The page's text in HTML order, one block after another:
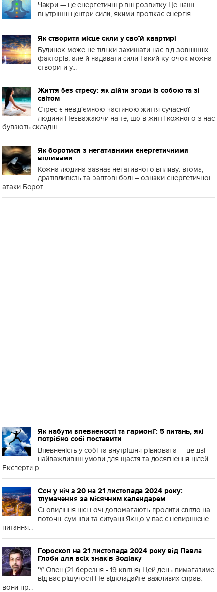
Чакри — це енергетичні рівні розвитку Це наші
внутрішні центри сили, якими протікає енергія
Як створити місце сили у своїй квартирі
Будинок може не тільки захищати нас від зовнішніх
факторів, але й надавати сили Такий куточок можна
створити у...
Життя без стресу: як дійти згоди із собою та зі
світом
Стрес є невід'ємною частиною життя сучасної
людини Незважаючи на те, що в житті кожного з нас
бувають складні ...
Як боротися з негативними енергетичними
впливами
Кожна людина зазнає негативного впливу: втома,
дратівливість та раптові болі – ознаки енергетичної
атаки Борот...
Як набути впевненості та гармонії: 5 питань, які
потрібно собі поставити
Впевненість у собі та внутрішня рівновага — це дві
найважливіші умови для щастя та досягнення цілей
Експерти р...
Сон у ніч з 20 на 21 листопада 2024 року:
тлумачення за місячним календарем
Сновидіння цієї ночі допомагають пролити світло на
поточні сумніви та ситуації Якщо у вас є невирішене
питання...
Гороскоп на 21 листопада 2024 року від Павла
Глоби для всіх знаків Зодіаку
♈️ Овен (21 березня - 19 квітня) Цей день вимагатиме
від вас рішучості Не відкладайте важливих справ,
вони пр...